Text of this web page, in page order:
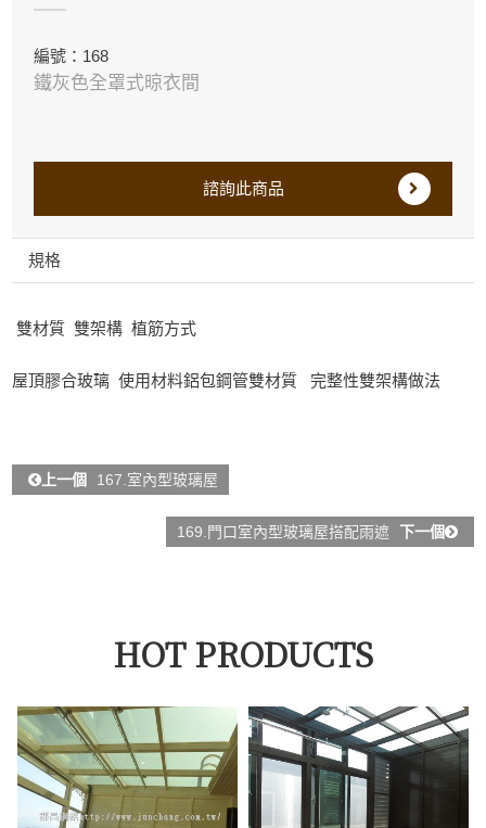
編號：168
鐵灰色全罩式晾衣間
諮詢此商品
規格
雙材質 雙架構 植筋方式
屋頂膠合玻璃 使用材料鋁包鋼管雙材質 完整性雙架構做法
上一個 167.室內型玻璃屋
169.門口室內型玻璃屋搭配雨遮 下一個
HOT PRODUCTS